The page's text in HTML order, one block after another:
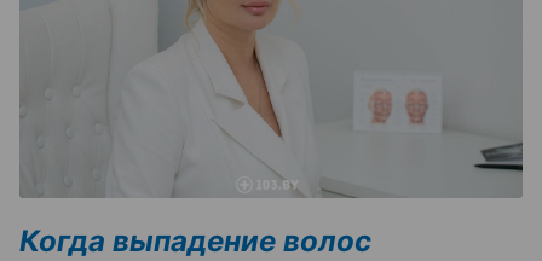
Когда выпадение волос